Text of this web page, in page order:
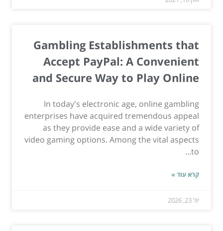
Gambling Establishments that
Accept PayPal: A Convenient
and Secure Way to Play Online
In today's electronic age, online gambling
enterprises have acquired tremendous appeal
as they provide ease and a wide variety of
video gaming options. Among the vital aspects
to...
קרא עוד »
יול 23, 2026